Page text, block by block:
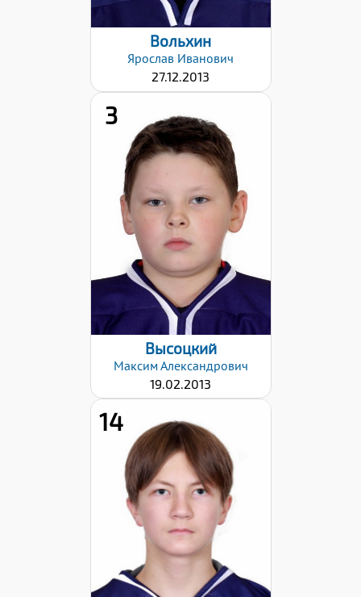
Вольхин
Ярослав Иванович
27.12.2013
3
Дата заявки:
17.12.2024
Высоцкий
МаксимАлександрович
19.02.2013
14
Хват клюшки:
Левый
Дата заявки:
17.12.2024